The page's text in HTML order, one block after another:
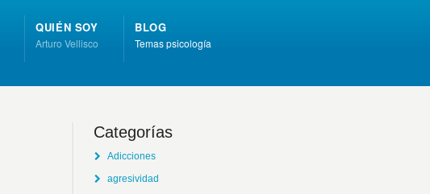
QUIÉN SOY
Arturo Vellisco
BLOG
Temas psicología
Categorías
Adicciones
agresividad